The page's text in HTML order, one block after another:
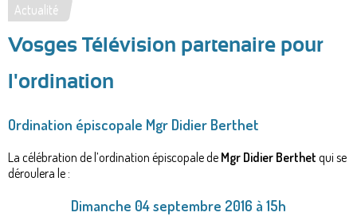
Vous
êtes
ici
Actualité
Vosges Télévision partenaire pour
l'ordination
Ordination épiscopale Mgr Didier Berthet
La célébration de l’ordination épiscopale de Mgr Didier Berthet qui se
déroulera le :
Dimanche 04 septembre 2016 à 15h